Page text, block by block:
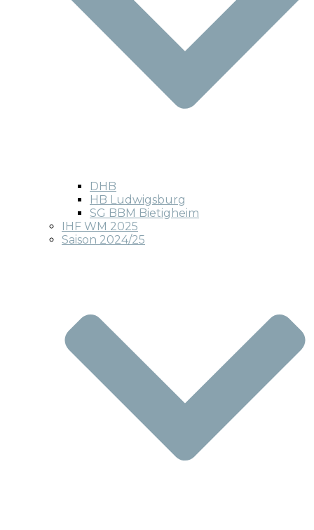
DHB
HB Ludwigsburg
SG BBM Bietigheim
IHF WM 2025
Saison 2024/25